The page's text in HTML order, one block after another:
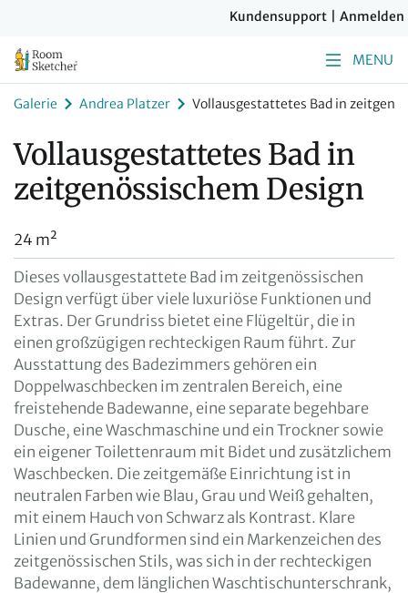
Kundensupport Anmelden
MENU
Galerie Andrea Platzer Vollausgestattetes Bad in
Vollausgestattetes Bad in
zeitgenössischem Design
24 m²
Dieses vollausgestattete Bad im zeitgenössischen
Design verfügt über viele luxuriöse Funktionen und
Extras. Der Grundriss bietet eine Flügeltür, die in
einen großzügigen rechteckigen Raum führt. Zur
Ausstattung des Badezimmers gehören ein
Doppelwaschbecken im zentralen Bereich, eine
freistehende Badewanne, eine separate begehbare
Dusche, eine Waschmaschine und ein Trockner sowie
ein eigener Toilettenraum mit Bidet und zusätzlichem
Waschbecken. Die zeitgemäße Einrichtung ist in
neutralen Farben wie Blau, Grau und Weiß gehalten,
mit einem Hauch von Schwarz als Kontrast. Klare
Linien und Grundformen sind ein Markenzeichen des
zeitgenössischen Stils, was sich in der rechteckigen
Badewanne, dem länglichen Waschtischunterschrank,